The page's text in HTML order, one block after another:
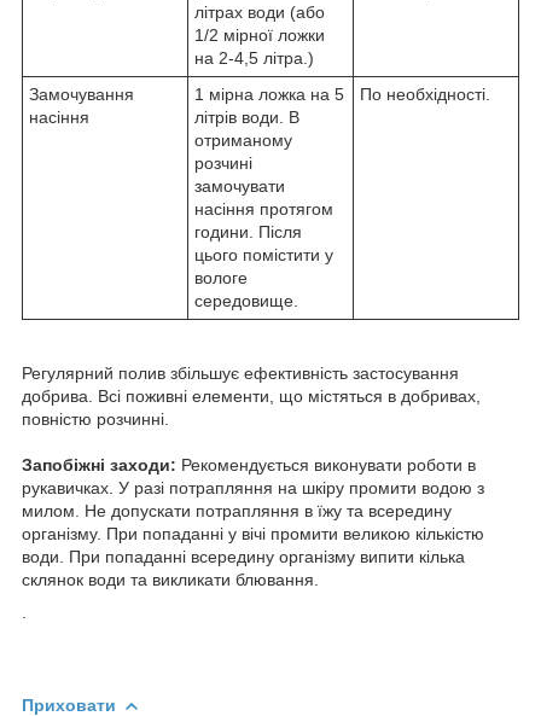
літрах води (або
1/2 мірної ложки
на 2-4,5 літра.)
Замочування
насіння
1 мірна ложка на 5
літрів води. В
отриманому
розчині
замочувати
насіння протягом
години. Після
цього помістити у
вологе
середовище.
По необхідності.
Регулярний полив збільшує ефективність застосування
добрива. Всі поживні елементи, що містяться в добривах,
повністю розчинні.
Запобіжні заходи: Рекомендується виконувати роботи в
рукавичках. У разі потрапляння на шкіру промити водою з
милом. Не допускати потрапляння в їжу та всередину
організму. При попаданні у вічі промити великою кількістю
води. При попаданні всередину організму випити кілька
склянок води та викликати блювання.
Приховати